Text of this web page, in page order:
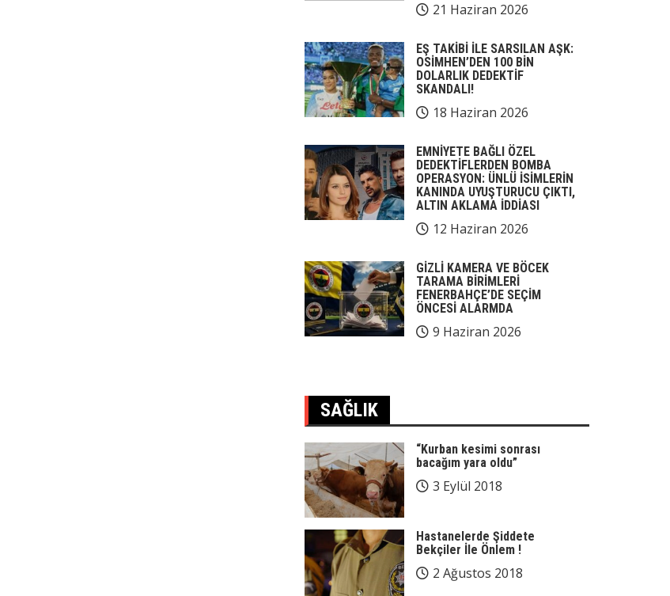
21 Haziran 2026
EŞ TAKİBİ İLE SARSILAN AŞK:
OSİMHEN’DEN 100 BİN
DOLARLIK DEDEKTİF
SKANDALI!
18 Haziran 2026
EMNİYETE BAĞLI ÖZEL
DEDEKTİFLERDEN BOMBA
OPERASYON: ÜNLÜ İSİMLERİN
KANINDA UYUŞTURUCU ÇIKTI,
ALTIN AKLAMA İDDİASI
12 Haziran 2026
GİZLİ KAMERA VE BÖCEK
TARAMA BİRİMLERİ
FENERBAHÇE’DE SEÇİM
ÖNCESİ ALARMDA
9 Haziran 2026
SAĞLIK
“Kurban kesimi sonrası
bacağım yara oldu”
3 Eylül 2018
Hastanelerde Şiddete
Bekçiler İle Önlem !
2 Ağustos 2018